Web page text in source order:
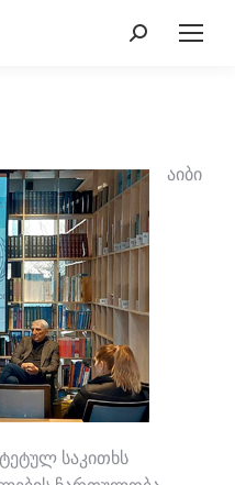
Search:
აიბი
საკითხს